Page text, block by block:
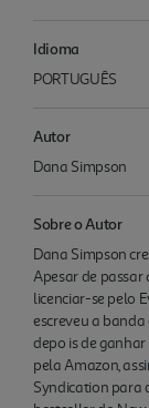
Idioma
PORTUGUÊS
Autor
Dana Simpson
Sobre o Autor
Dana Simpson
Apesar de
licenciar-se pelo
escreveu a
depo is de
pela Amazon,
Syndication para